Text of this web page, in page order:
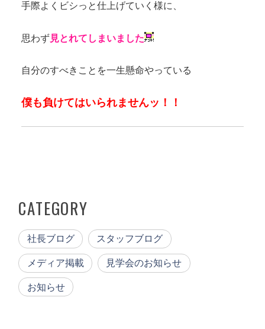
手際よくビシっと仕上げていく様に、
思わず見とれてしまいました
自分のすべきことを一生懸命やっている
僕も負けてはいられませんッ！！
CATEGORY
社長ブログ スタッフブログ
メディア掲載 見学会のお知らせ
お知らせ